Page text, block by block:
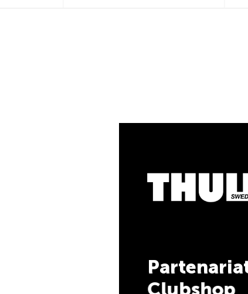
Partenariat avec le TCS
Payez vos achats
TCS Member
d’épargne, et